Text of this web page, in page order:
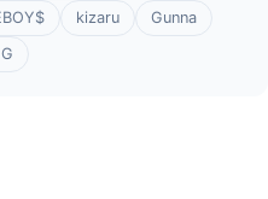
kizaru
Gunna